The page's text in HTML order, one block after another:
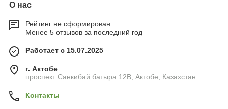
О нас
Рейтинг не сформирован
Менее 5 отзывов за последний год
Работает с 15.07.2025
г. Актобе
проспект Санкибай батыра 12В, Актобе, Казахстан
Контакты